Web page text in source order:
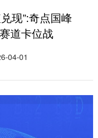
现”:奇点国峰
道卡位战
04-01